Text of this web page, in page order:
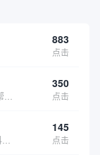
883
点击
350
点击
145
点击